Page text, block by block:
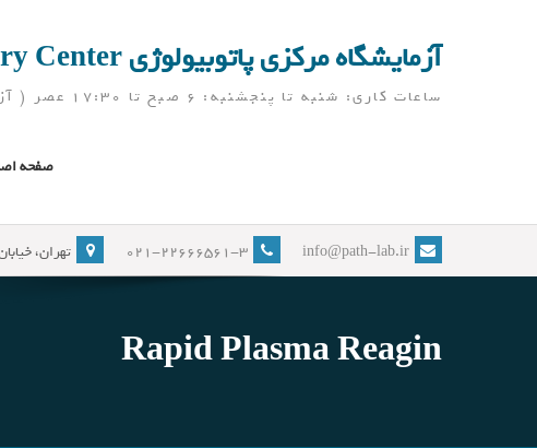
آزمایشگاه مرکزی پاتوبیولوژی Pathobiology Laboratory Center
ساعات کاری: شنبه تا پنجشنبه: 6 صبح تا 17:30 عصر ( آزمایشگاه در ایام نوروز، به جز تعطیلات رسمی، باز می باشد)
صفحه
info@path-lab.ir
021-22666561-3 تهران،
Rapid Plasma Reagin